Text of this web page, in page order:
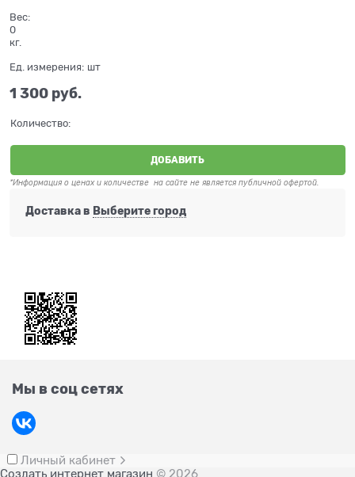
Вес:
0
кг.
Ед. измерения: шт
1 300 руб.
Количество:
ДОБАВИТЬ
*Информация о ценах и количестве на сайте не является публичной офертой.
Доставка в Выберите город
Мы в соц сетях
Личный кабинет
Создать интернет магазин © 2026